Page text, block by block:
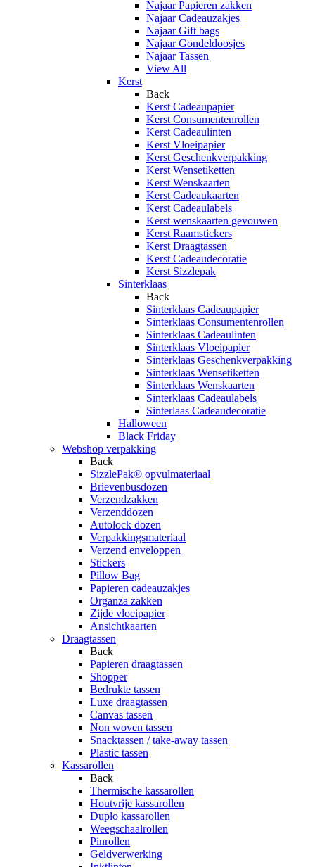
Najaar Papieren zakken
Najaar Cadeauzakjes
Najaar Gift bags
Najaar Gondeldoosjes
Najaar Tassen
View All
Kerst
Back
Kerst Cadeaupapier
Kerst Consumentenrollen
Kerst Cadeaulinten
Kerst Vloeipapier
Kerst Geschenkverpakking
Kerst Wensetiketten
Kerst Wenskaarten
Kerst Cadeaukaarten
Kerst Cadeaulabels
Kerst wenskaarten gevouwen
Kerst Raamstickers
Kerst Draagtassen
Kerst Cadeaudecoratie
Kerst Sizzlepak
Sinterklaas
Back
Sinterklaas Cadeaupapier
Sinterklaas Consumentenrollen
Sinterklaas Cadeaulinten
Sinterklaas Vloeipapier
Sinterklaas Geschenkverpakking
Sinterklaas Wensetiketten
Sinterklaas Wenskaarten
Sinterklaas Cadeaulabels
Sinterlaas Cadeaudecoratie
Halloween
Black Friday
Webshop verpakking
Back
SizzlePak® opvulmateriaal
Brievenbusdozen
Verzendzakken
Verzenddozen
Autolock dozen
Verpakkingsmateriaal
Verzend enveloppen
Stickers
Pillow Bag
Papieren cadeauzakjes
Organza zakken
Zijde vloeipapier
Ansichtkaarten
Draagtassen
Back
Papieren draagtassen
Shopper
Bedrukte tassen
Luxe draagtassen
Canvas tassen
Non woven tassen
Snacktassen / take-away tassen
Plastic tassen
Kassarollen
Back
Thermische kassarollen
Houtvrije kassarollen
Duplo kassarollen
Weegschaalrollen
Pinrollen
Geldverwerking